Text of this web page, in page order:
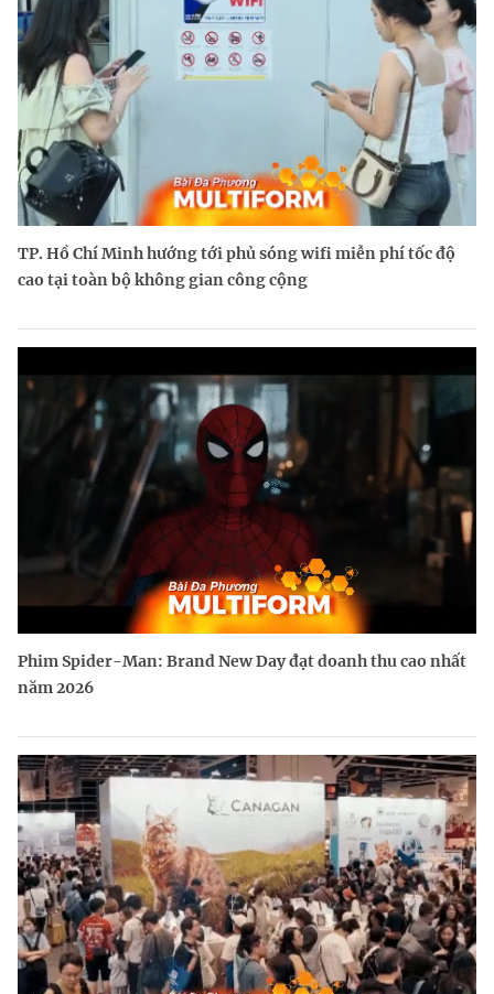
TP. Hồ Chí Minh hướng tới phủ sóng wifi miễn phí tốc độ
cao tại toàn bộ không gian công cộng
Phim Spider-Man: Brand New Day đạt doanh thu cao nhất
năm 2026